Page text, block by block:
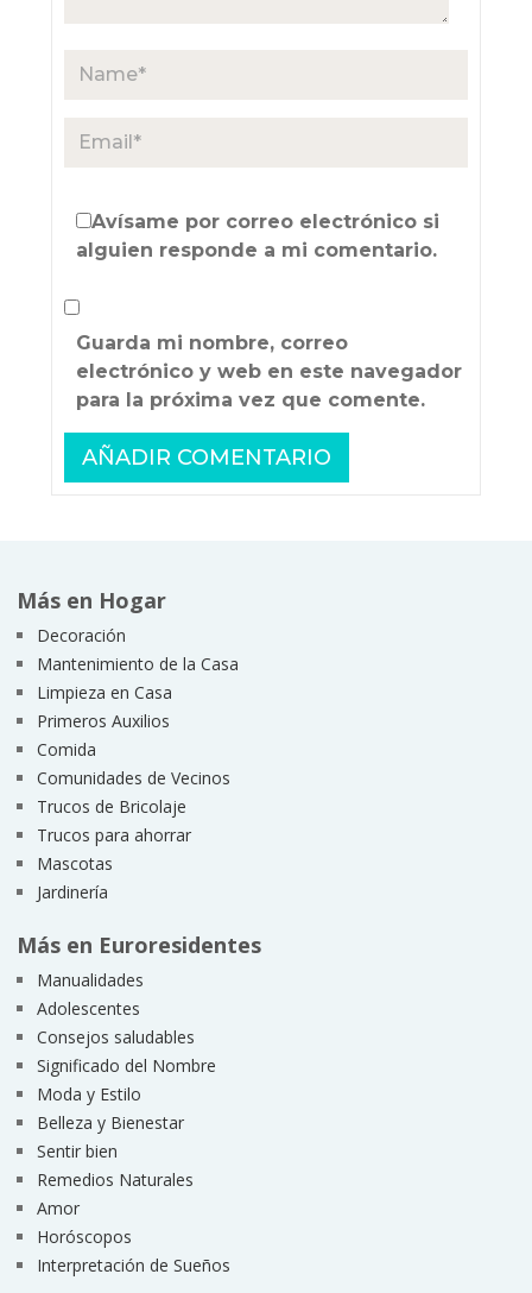
Avísame por correo electrónico si
alguien responde a mi comentario.
Guarda mi nombre, correo
electrónico y web en este navegador
para la próxima vez que comente.
Más en Hogar
Decoración
Mantenimiento de la Casa
Limpieza en Casa
Primeros Auxilios
Comida
Comunidades de Vecinos
Trucos de Bricolaje
Trucos para ahorrar
Mascotas
Jardinería
Más en Euroresidentes
Manualidades
Adolescentes
Consejos saludables
Significado del Nombre
Moda y Estilo
Belleza y Bienestar
Sentir bien
Remedios Naturales
Amor
Horóscopos
Interpretación de Sueños